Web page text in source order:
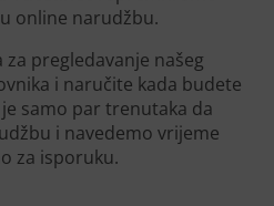
online narudžbu.
pregledavanje našeg
i naručite kada budete
samo par trenutaka da
i navedemo vrijeme
za isporuku.